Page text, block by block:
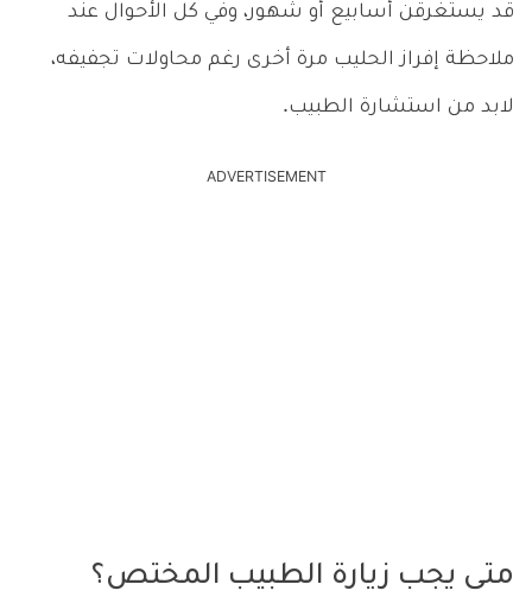
قد يستغرقن أسابيع أو شهور، وفي كل الأحوال عند
ملاحظة إفراز الحليب مرة أخرى رغم محاولات تجفيفه،
لابد من استشارة الطبيب.
ADVERTISEMENT
متى يجب زيارة الطبيب المختص؟